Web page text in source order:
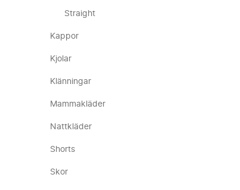
Straight
Kappor
Kjolar
Klänningar
Mammakläder
Nattkläder
Shorts
Skor